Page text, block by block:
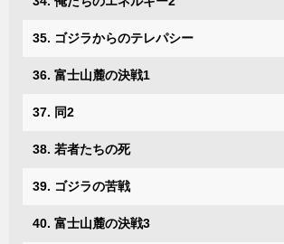
35. ゴジラからのテレパシー
36. 富士山麓の決戦1
37. 同2
38. 若者たちの死
39. ゴジラの苦戦
40. 富士山麓の決戦3